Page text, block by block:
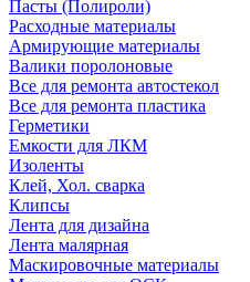
Пасты (Полироли)
Расходные материалы
Армирующие материалы
Валики поролоновые
Все для ремонта автостекол
Все для ремонта пластика
Герметики
Емкости для ЛКМ
Изоленты
Клей, Хол. сварка
Клипсы
Лента для дизайна
Лента малярная
Маскировочные материалы